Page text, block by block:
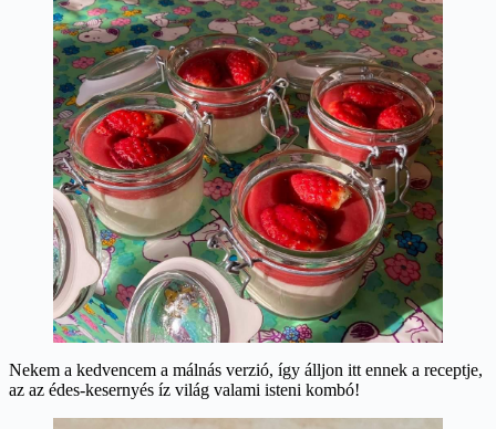
Nekem a kedvencem a málnás verzió, így álljon itt ennek a receptje,
az az édes-kesernyés íz világ valami isteni kombó!